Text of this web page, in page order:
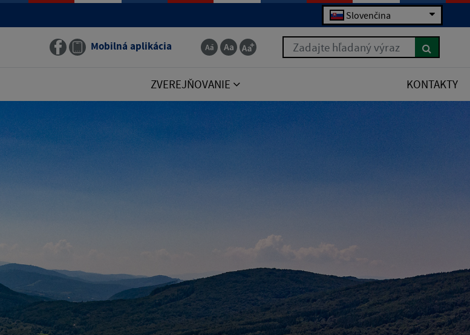
Slovenčina
Mobilná aplikácia Zadajte hľadaný výraz
ZVEREJŇOVANIE KONTAKTY